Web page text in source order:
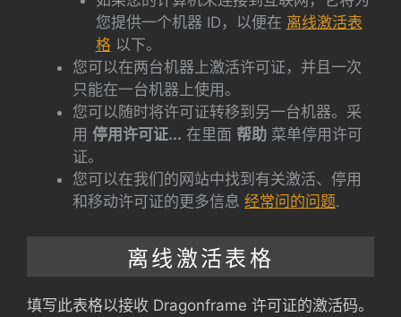
您提供一个机器 ID，以便在 离线激活表
格以下。
您可以在两台机器上激活许可证，并且一次
只能在一台机器上使用。
您可以随时将许可证转移到另一台机器。采
用 停用许可证... 在里面 帮助 菜单停用许可
证。
您可以在我们的网站中找到有关激活、停用
和移动许可证的更多信息 经常问的问题.
离线激活表格
填写此表格以接收 Dragonframe 许可证的激活码。